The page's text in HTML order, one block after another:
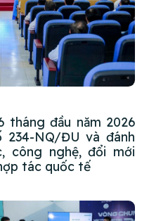
tháng đầu năm 2026
NQ/ĐU và đánh
công nghệ, đổi mới
tác quốc tế